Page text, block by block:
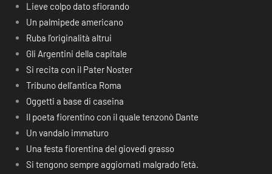
Lieve colpo dato sfiorando
Un palmipede americano
Ruba l’originalità altrui
Gli Argentini della capitale
Si recita con il Pater Noster
Tribuno dell’antica Roma
Oggetti a base di caseina
Il poeta fiorentino con il quale tenzonò Dante
Un vandalo immaturo
Una festa fiorentina del giovedì grasso
Si tengono sempre aggiornati malgrado l’età.